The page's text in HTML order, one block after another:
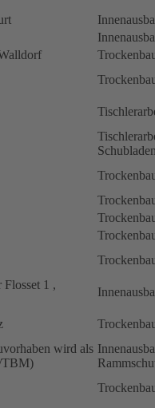
1 ,
wird als
TBM)